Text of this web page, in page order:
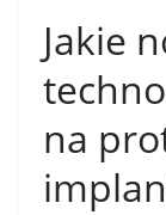
Jakie
na